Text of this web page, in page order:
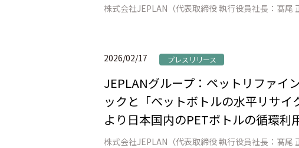
2026/02/17 プレスリリース
JEPLANグループ：ペットリファイ
ックと「ペットボトルの水平リサ
より日本国内のPETボトルの循環利